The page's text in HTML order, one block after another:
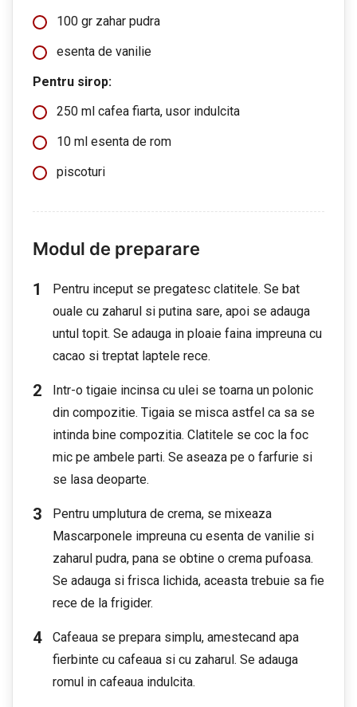
100 gr zahar pudra
esenta de vanilie
Pentru sirop:
250 ml cafea fiarta, usor indulcita
10 ml esenta de rom
piscoturi
Modul de preparare
Pentru inceput se pregatesc clatitele. Se bat
ouale cu zaharul si putina sare, apoi se adauga
untul topit. Se adauga in ploaie faina impreuna cu
cacao si treptat laptele rece.
Intr-o tigaie incinsa cu ulei se toarna un polonic
din compozitie. Tigaia se misca astfel ca sa se
intinda bine compozitia. Clatitele se coc la foc
mic pe ambele parti. Se aseaza pe o farfurie si
se lasa deoparte.
Pentru umplutura de crema, se mixeaza
Mascarponele impreuna cu esenta de vanilie si
zaharul pudra, pana se obtine o crema pufoasa.
Se adauga si frisca lichida, aceasta trebuie sa fie
rece de la frigider.
Cafeaua se prepara simplu, amestecand apa
fierbinte cu cafeaua si cu zaharul. Se adauga
romul in cafeaua indulcita.